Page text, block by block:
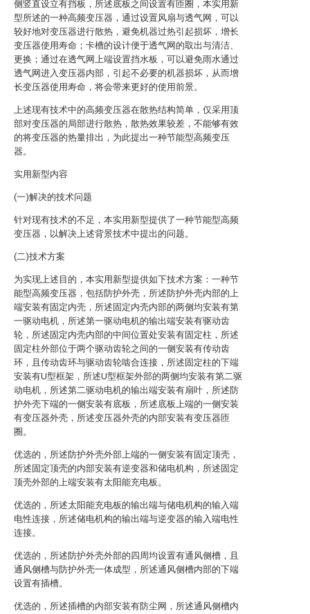
侧竖直设立有挡板，所述底板之间设置有匝圈，本实用新
型所述的一种高频变压器，通过设置风扇与透气网，可以
较好地对变压器进行散热，避免机器过热引起损坏，增长
变压器使用寿命；卡槽的设计便于透气网的取出与清洁、
更换；通过在透气网上端设置挡水板，可以避免雨水通过
透气网进入变压器内部，引起不必要的机器损坏，从而增
长变压器使用寿命，将会带来更好的使用前景。
上述现有技术中的高频变压器在散热结构简单，仅采用顶
部对变压器的局部进行散热，散热效果较差，不能够有效
的将变压器的热量排出，为此提出一种节能型高频变压
器。
实用新型内容
(一)解决的技术问题
针对现有技术的不足，本实用新型提供了一种节能型高频
变压器，以解决上述背景技术中提出的问题。
(二)技术方案
为实现上述目的，本实用新型提供如下技术方案：一种节
能型高频变压器，包括防护外壳，所述防护外壳内部的上
端安装有固定内壳，所述固定内壳内部的两侧均安装有第
一驱动电机，所述第一驱动电机的输出端安装有驱动齿
轮，所述固定内壳内部的中间位置处安装有固定柱，所述
固定柱外部位于两个驱动齿轮之间的一侧安装有传动齿
环，且传动齿环与驱动齿轮啮合连接，所述固定柱的下端
安装有U型框架，所述U型框架外部的两侧均安装有第二驱
动电机，所述第二驱动电机的输出端安装有扇叶，所述防
护外壳下端的一侧安装有底板，所述底板上端的一侧安装
有变压器外壳，所述变压器外壳的内部安装有变压器匝
圈。
优选的，所述防护外壳外部上端的一侧安装有固定顶壳，
所述固定顶壳的内部安装有逆变器和储电机构，所述固定
顶壳外部的上端安装有太阳能充电板。
优选的，所述太阳能充电板的输出端与储电机构的输入端
电性连接，所述储电机构的输出端与逆变器的输入端电性
连接。
优选的，所述防护外壳外部的四周均设置有通风侧槽，且
通风侧槽与防护外壳一体成型，所述通风侧槽内部的下端
设置有插槽。
优选的，所述插槽的内部安装有防尘网，所述通风侧槽内